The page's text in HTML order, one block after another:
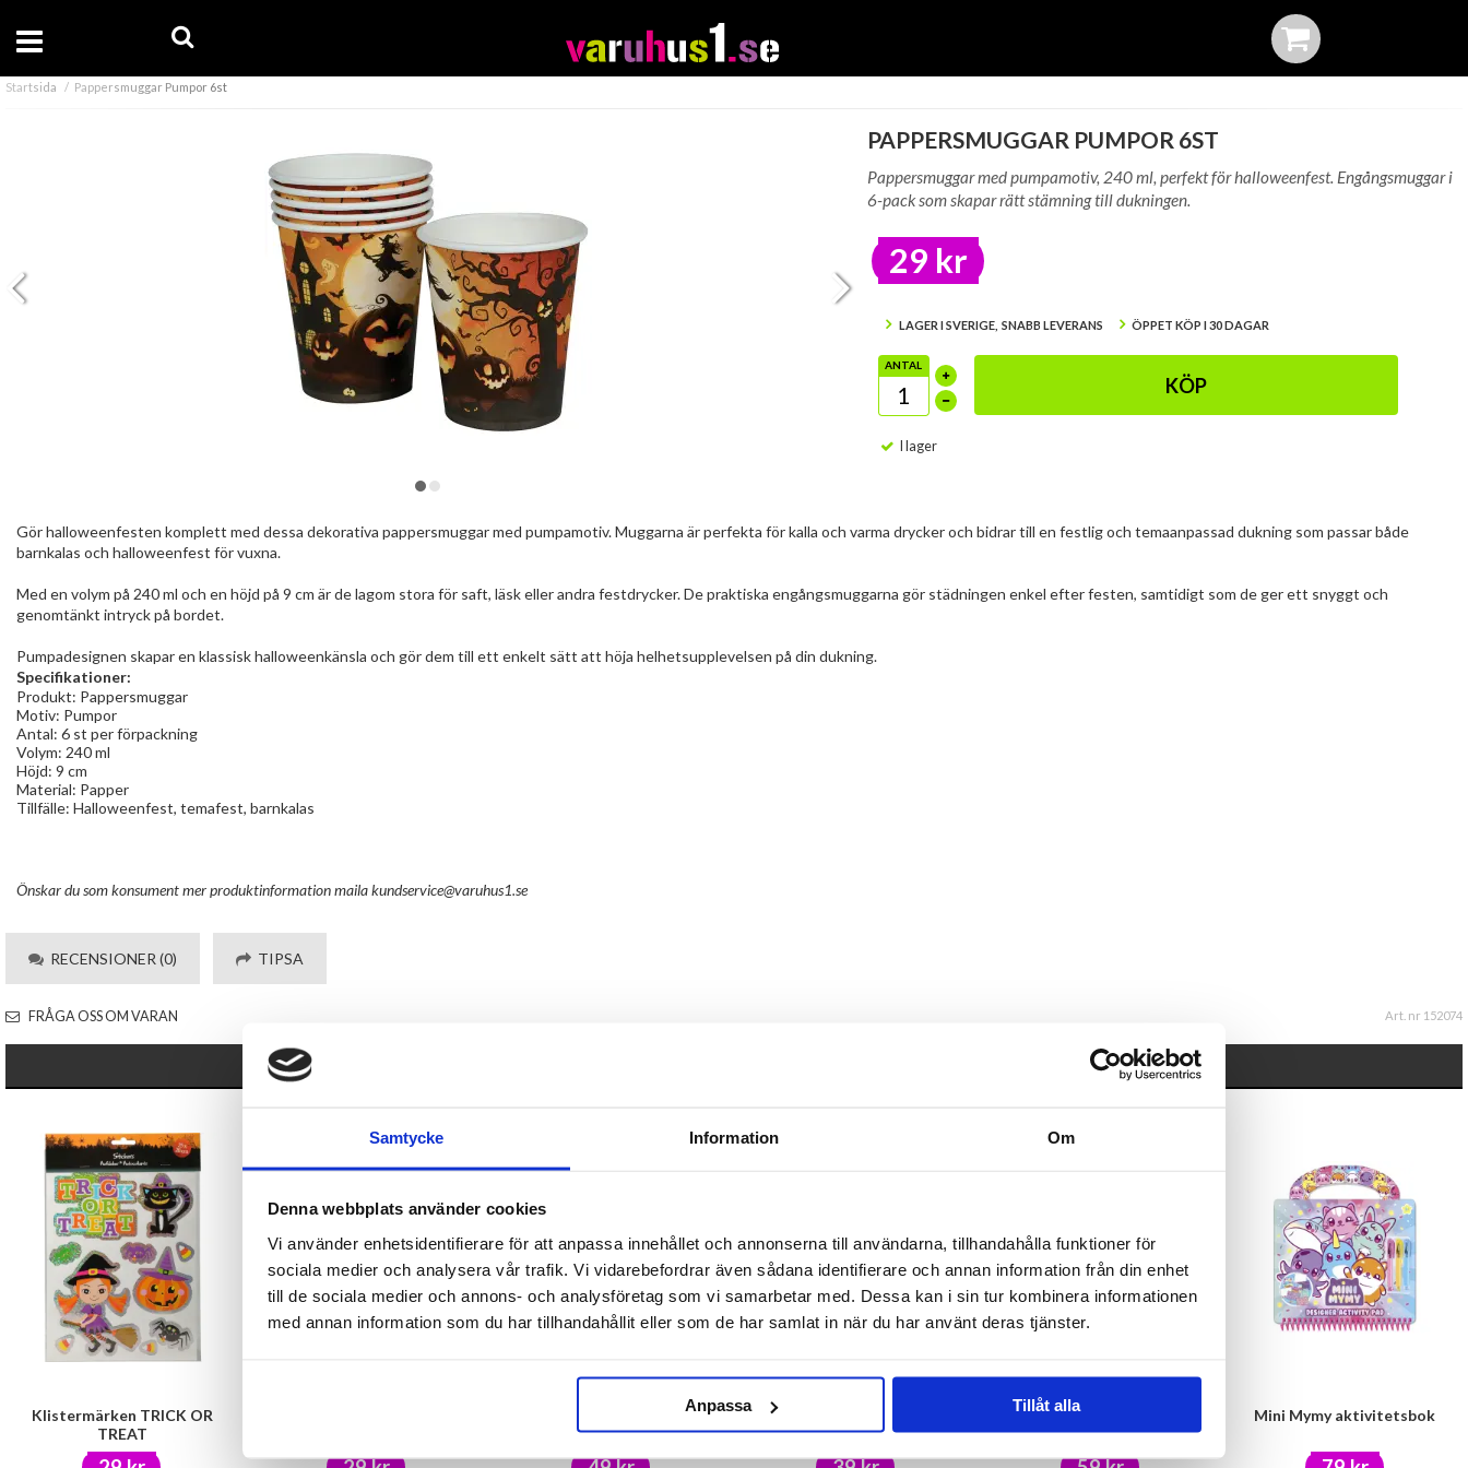
Samtycke Information Om
Denna webbplats använder cookies
Vi använder enhetsidentifierare för att anpassa innehållet och annonserna till användarna, tillhandahålla funktioner för
sociala medier och analysera vår trafik. Vi vidarebefordrar även sådana identifierare och annan information från din enhet
till de sociala medier och annons- och analysföretag som vi samarbetar med. Dessa kan i sin tur kombinera informationen
med annan information som du har tillhandahållit eller som de har samlat in när du har använt deras tjänster.
Anpassa Tillåt alla
Startsida Pappersmuggar Pumpor 6st
PAPPERSMUGGAR PUMPOR 6ST
Pappersmuggar med pumpamotiv, 240 ml, perfekt för halloweenfest. Engångsmuggar i
6-pack som skapar rätt stämning till dukningen.
29 kr
LAGER I SVERIGE, SNABB LEVERANS ÖPPET KÖP I 30 DAGAR
ANTAL
KÖP
I lager
Gör halloweenfesten komplett med dessa dekorativa pappersmuggar med pumpamotiv. Muggarna är perfekta för kalla och varma drycker och bidrar till en festlig och temaanpassad dukning som passar både
barnkalas och halloweenfest för vuxna.
Med en volym på 240 ml och en höjd på 9 cm är de lagom stora för saft, läsk eller andra festdrycker. De praktiska engångsmuggarna gör städningen enkel efter festen, samtidigt som de ger ett snyggt och
genomtänkt intryck på bordet.
Pumpadesignen skapar en klassisk halloweenkänsla och gör dem till ett enkelt sätt att höja helhetsupplevelsen på din dukning.
Specifikationer:
Produkt: Pappersmuggar
Motiv: Pumpor
Antal: 6 st per förpackning
Volym: 240 ml
Höjd: 9 cm
Material: Papper
Tillfälle: Halloweenfest, temafest, barnkalas
Önskar du som konsument mer produktinformation mailakundservice@varuhus1.se
RECENSIONER (0) TIPSA
FRÅGA OSS OM VARAN Art. nr 152074
Klistermärken TRICK OR
TREAT
Badbomber i 3-pack - Galupy
unicorn
Plåtburk "Coffee Shop" Mini Mymy aktivitetsbok